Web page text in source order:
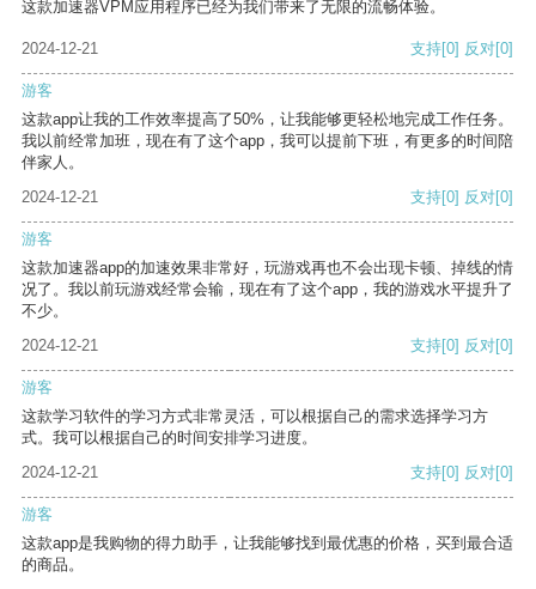
这款加速器VPM应用程序已经为我们带来了无限的流畅体验。
2024-12-21 支持[0] 反对[0]
游客
这款app让我的工作效率提高了50%，让我能够更轻松地完成工作任务。
我以前经常加班，现在有了这个app，我可以提前下班，有更多的时间陪
伴家人。
2024-12-21
支持[0] 反对[0]
游客
这款加速器app的加速效果非常好，玩游戏再也不会出现卡顿、掉线的情
况了。我以前玩游戏经常会输，现在有了这个app，我的游戏水平提升了
不少。
2024-12-21
支持[0] 反对[0]
游客
这款学习软件的学习方式非常灵活，可以根据自己的需求选择学习方
式。我可以根据自己的时间安排学习进度。
2024-12-21
支持[0] 反对[0]
游客
这款app是我购物的得力助手，让我能够找到最优惠的价格，买到最合适
的商品。